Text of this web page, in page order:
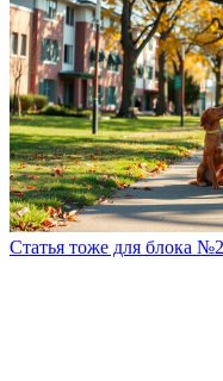
Статья тоже для блока №2